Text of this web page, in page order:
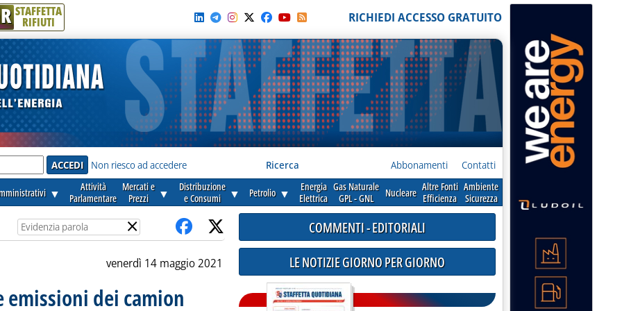
R STAFFETTA
RIFIUTI RICHIEDI ACCESSO GRATUITO
Non riesco ad accedere Ricerca Abbonamenti Contatti
▼
Attività
Parlamentare
Mercati e
Prezzi
▼
Distribuzione
e Consumi
▼ Petrolio ▼
Energia
Elettrica
Gas Naturale
GPL - GNL
Nucleare Altre Fonti
Efficienza
Ambiente
Sicurezza
×
venerdì 14 maggio 2021
dei camion
COMMENTI - EDITORIALI
LE NOTIZIE GIORNO PER GIORNO